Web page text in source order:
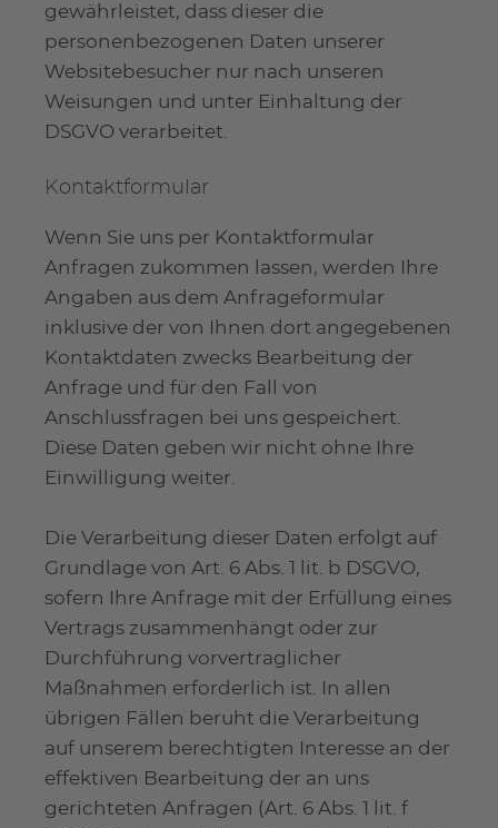
gewährleistet, dass dieser die
personenbezogenen Daten unserer
Websitebesucher nur nach unseren
Weisungen und unter Einhaltung der
DSGVO verarbeitet.
Kontaktformular
Wenn Sie uns per Kontaktformular
Anfragen zukommen lassen, werden Ihre
Angaben aus dem Anfrageformular
inklusive der von Ihnen dort angegebenen
Kontaktdaten zwecks Bearbeitung der
Anfrage und für den Fall von
Anschlussfragen bei uns gespeichert.
Diese Daten geben wir nicht ohne Ihre
Einwilligung weiter.
Die Verarbeitung dieser Daten erfolgt auf
Grundlage von Art. 6 Abs. 1 lit. b DSGVO,
sofern Ihre Anfrage mit der Erfüllung eines
Vertrags zusammenhängt oder zur
Durchführung vorvertraglicher
Maßnahmen erforderlich ist. In allen
übrigen Fällen beruht die Verarbeitung
auf unserem berechtigten Interesse an der
effektiven Bearbeitung der an uns
gerichteten Anfragen (Art. 6 Abs. 1 lit. f